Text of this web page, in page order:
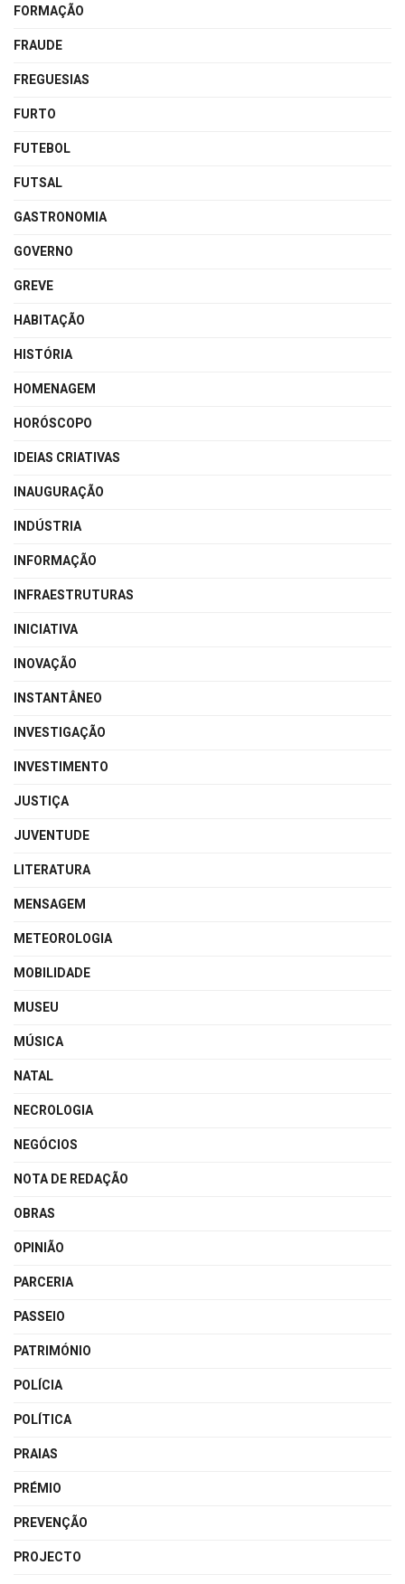
FORMAÇÃO
FRAUDE
FREGUESIAS
FURTO
FUTEBOL
FUTSAL
GASTRONOMIA
GOVERNO
GREVE
HABITAÇÃO
HISTÓRIA
HOMENAGEM
HORÓSCOPO
IDEIAS CRIATIVAS
INAUGURAÇÃO
INDÚSTRIA
INFORMAÇÃO
INFRAESTRUTURAS
INICIATIVA
INOVAÇÃO
INSTANTÂNEO
INVESTIGAÇÃO
INVESTIMENTO
JUSTIÇA
JUVENTUDE
LITERATURA
MENSAGEM
METEOROLOGIA
MOBILIDADE
MUSEU
MÚSICA
NATAL
NECROLOGIA
NEGÓCIOS
NOTA DE REDAÇÃO
OBRAS
OPINIÃO
PARCERIA
PASSEIO
PATRIMÓNIO
POLÍCIA
POLÍTICA
PRAIAS
PRÉMIO
PREVENÇÃO
PROJECTO